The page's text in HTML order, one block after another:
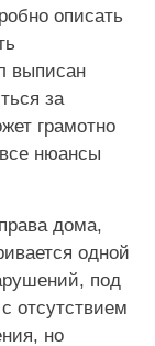
описать
выписан
за
грамотно
нюансы
дома,
одной
под
отсутствием
но